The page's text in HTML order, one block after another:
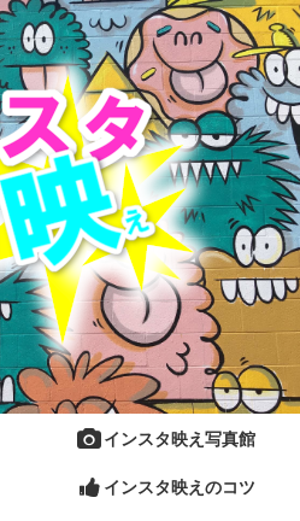
インスタ映え写真館
インスタ映えのコツ